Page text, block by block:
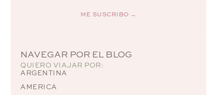
ME SUSCRIBO →
NAVEGAR POR EL BLOG
QUIERO VIAJAR POR:
ARGENTINA
AMERICA